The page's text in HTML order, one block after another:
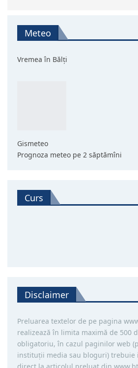
Meteo
Vremea în Bălți
Gismeteo
Prognoza meteo pe 2 săptămîni
Curs
Disclaimer
Preluarea textelor de pe pagina
realizează în limita maximă de 500
obligatoriu, în cazul paginilor web
instituţii media sau bloguri) trebuie